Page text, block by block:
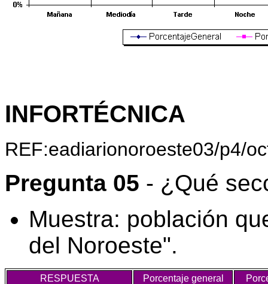
INFORTÉCNICA
REF:eadiarionoroeste03/p4/
Pregunta 05 - ¿Qué
Muestra: población
del Noroeste".
RESPUESTA Porcentaje general